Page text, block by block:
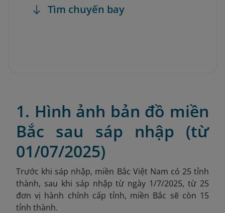
Tìm chuyến bay
1. Hình ảnh bản đồ miền
Bắc sau sáp nhập (từ
01/07/2025)
Trước khi sáp nhập, miền Bắc Việt Nam có 25 tỉnh
thành, sau khi sáp nhập từ ngày 1/7/2025, từ 25
đơn vị hành chính cấp tỉnh, miền Bắc sẽ còn 15
tỉnh thành.